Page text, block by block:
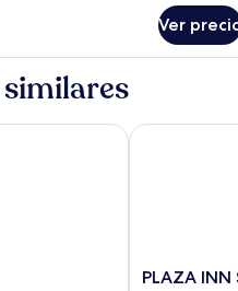
Ver
PLAZA
PLAZA
PLAZA INN